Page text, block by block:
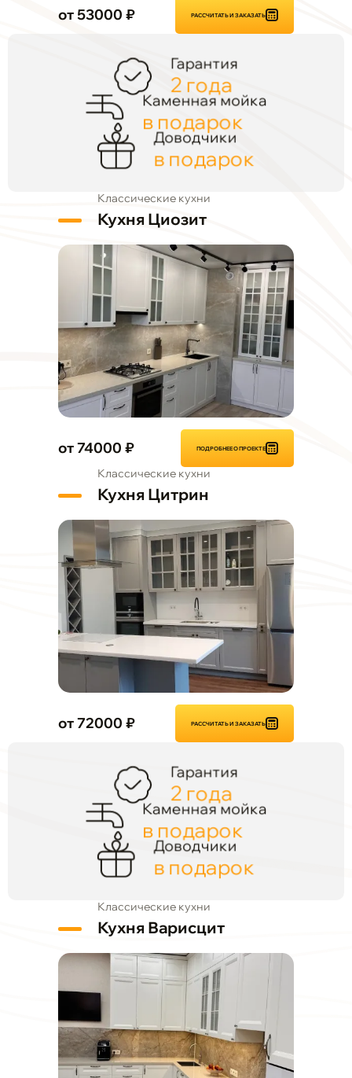
от 53000 ₽ РАССЧИТАТЬ И ЗАКАЗАТЬ
Гарантия
2 года
Каменная мойка
в подарок
Доводчики
в подарок
Классические кухни
Кухня Циозит
от 74000 ₽ ПОДРОБНЕЕ О ПРОЕКТЕ
Классические кухни
Кухня Цитрин
от 72000 ₽ РАССЧИТАТЬ И ЗАКАЗАТЬ
Гарантия
2 года
Каменная мойка
в подарок
Доводчики
в подарок
Классические кухни
Кухня Варисцит